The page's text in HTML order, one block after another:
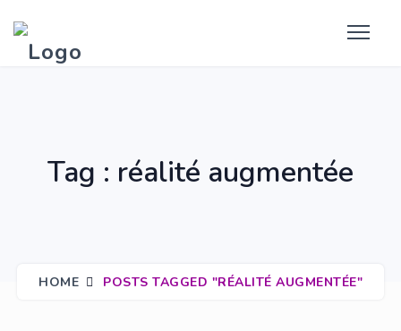
Tag : réalité augmentée
HOME POSTS TAGGED "RÉALITÉ AUGMENTÉE"